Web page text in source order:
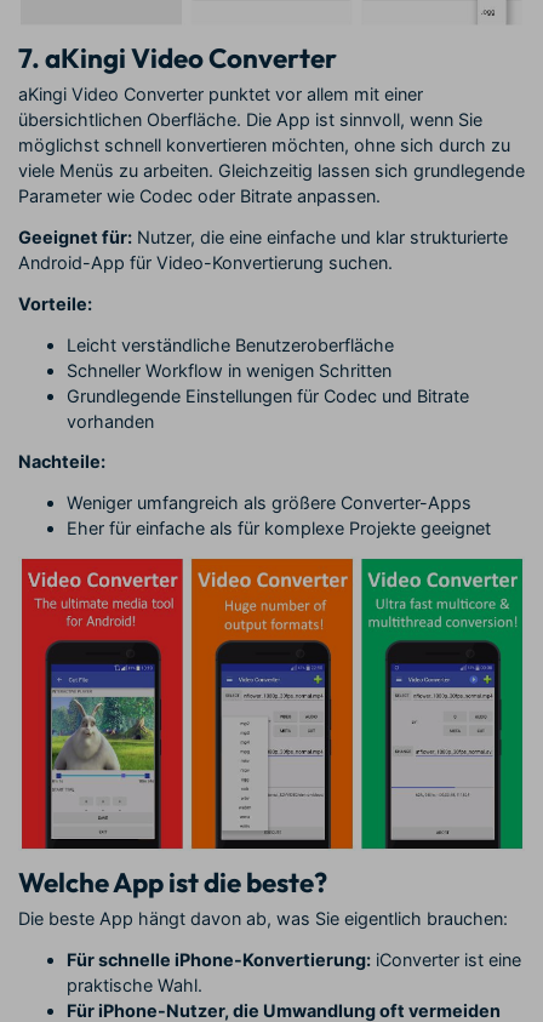
7. aKingi Video Converter
aKingi Video Converter punktet vor allem mit einer
übersichtlichen Oberfläche. Die App ist sinnvoll, wenn Sie
möglichst schnell konvertieren möchten, ohne sich durch zu
viele Menüs zu arbeiten. Gleichzeitig lassen sich grundlegende
Parameter wie Codec oder Bitrate anpassen.
Geeignet für: Nutzer, die eine einfache und klar strukturierte
Android-App für Video-Konvertierung suchen.
Vorteile:
Leicht verständliche Benutzeroberfläche
Schneller Workflow in wenigen Schritten
Grundlegende Einstellungen für Codec und Bitrate
vorhanden
Nachteile:
Weniger umfangreich als größere Converter-Apps
Eher für einfache als für komplexe Projekte geeignet
Welche App ist die beste?
Die beste App hängt davon ab, was Sie eigentlich brauchen:
Für schnelle iPhone-Konvertierung: iConverter ist eine
praktische Wahl.
Für iPhone-Nutzer, die Umwandlung oft vermeiden